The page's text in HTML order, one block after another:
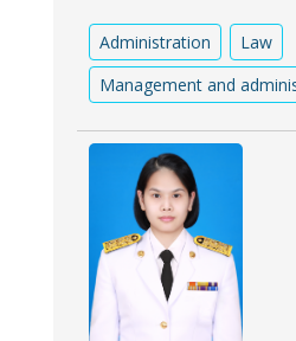
Administration
Law
Management and